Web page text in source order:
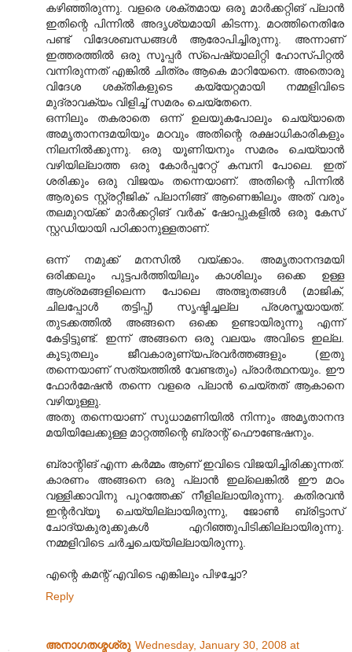
കഴിഞ്ഞിരുന്നു. വളരെ ശക്തമായ ഒരു മാര്‍ക്കറ്റിങ് പ്ലാന്‍
ഇതിന്റെ പിന്നില്‍ അദൃശ്യമായി കിടന്നു. മഠത്തിനെതിരേ
പണ്ട് വിദേശബന്ധങ്ങള്‍ ആരോപിച്ചിരുന്നു. അന്നാണ്
ഇത്തരത്തില്‍ ഒരു സൂപ്പര്‍ സ്പെഷ്യാലിറ്റി ഹോസ്പിറ്റല്‍
വന്നിരുന്നത് എങ്കില്‍ ചിത്രം ആകെ മാറിയേനെ. അതൊരു
വിദേശ ശക്തികളുടെ കയ്യേറ്റമായി നമ്മളിവിടെ
മുദ്രാവക്യം വിളിച്ച് സമരം ചെയ്തേനെ.
ഒന്നിലും തകരാതെ ഒന്ന് ഉലയുകപോലും ചെയ്യാതെ
അമൃതാനന്ദമയിയും മഠവും അതിന്റെ രക്ഷാധികാരികളും
നിലനില്‍ക്കുന്നു. ഒരു യൂണിയനും സമരം ചെയ്യാന്‍
വഴിയില്ലാത്ത ഒരു കോര്‍പ്പറേറ്റ് കമ്പനി പോലെ. ഇത്
ശരിക്കും ഒരു വിജയം തന്നെയാണ്. അതിന്റെ പിന്നില്‍
ആരുടെ സ്റ്റ്രറ്റീജിക് പ്ലാനിങ്ങ് ആണെങ്കിലും അത് വരും
തലമുറയ്ക്ക് മാര്‍ക്കറ്റിങ് വര്‍ക് ഷോപ്പുകളില്‍ ഒരു കേസ്
സ്റ്റഡിയായി പഠിക്കാനുള്ളതാണ്.
ഒന്ന് നമുക്ക് മനസില്‍ വയ്ക്കാം. അമൃതാനന്ദമയി
ഒരിക്കലും പുട്ടപര്‍ത്തിയിലും കാശിലും ഒക്കെ ഉള്ള
ആശ്രമങ്ങളിലെന്ന പോലെ അത്ഭുതങ്ങള്‍ (മാജിക്,
ചിലപ്പോള്‍ തട്ടിപ്പ്) സൃഷ്ടിച്ചല്ല പ്രശസ്തയായത്.
തുടക്കത്തില്‍ അങ്ങനെ ഒക്കെ ഉണ്ടായിരുന്നു എന്ന്
കേട്ടിട്ടുണ്ട്. ഇന്ന് അങ്ങനെ ഒരു വലയം അവിടെ ഇല്ല.
കൂടുതലും ജീവകാരുണ്യപ്രവര്‍ത്തങ്ങളും (ഇതു
തന്നെയാണ് സത്യത്തില്‍ വേണ്ടതും) പ്രാര്‍ത്ഥനയും. ഈ
ഫോര്‍മേഷന്‍ തന്നെ വളരെ പ്ലാന്‍ ചെയ്തത് ആകാനെ
വഴിയുള്ളു.
അതു തന്നെയാണ് സുധാമണിയില്‍ നിന്നും അമൃതാനന്ദ
മയിയിലേക്കുള്ള മാറ്റത്തിന്റെ ബ്രാന്റ് ഫൌണ്ടേഷനും.
ബ്രാന്റിങ് എന്ന കര്‍മ്മം ആണ് ഇവിടെ വിജയിച്ചിരിക്കുന്നത്.
കാരണം അങ്ങനെ ഒരു പ്ലാന്‍ ഇല്ലെങ്കില്‍ ഈ മഠം
വള്ളിക്കാവിനു പുറത്തേക്ക് നീളില്ലായിരുന്നു. കതിരവന്‍
ഇന്റര്‍വ്യൂ ചെയ്യില്ലായിരുന്നു, ജോണ്‍ ബ്രിട്ടാസ്
ചോദ്യകുരുക്കുകള്‍ എറിഞ്ഞുപിടിക്കില്ലായിരുന്നു.
നമ്മളിവിടെ ചര്‍ച്ചചെയ്യില്ലായിരുന്നു.
എന്റെ കമന്റ് എവിടെ എങ്കിലും പിഴച്ചോ?
Reply
അനാഗതശ്മശ്രു Wednesday, January 30, 2008 at